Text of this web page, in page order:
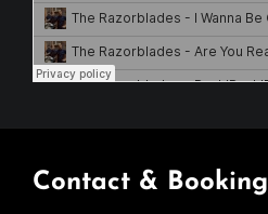
Contact & Booking